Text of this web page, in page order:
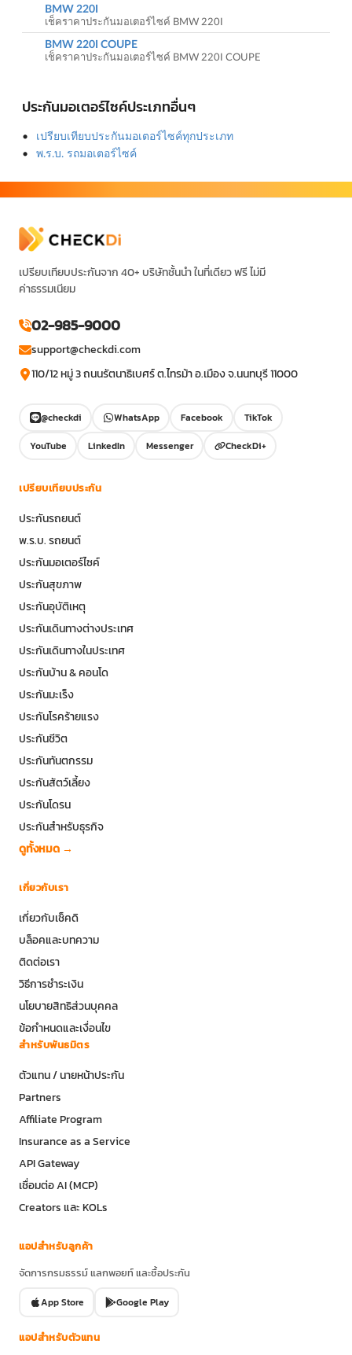
BMW 220I
เช็คราคาประกันมอเตอร์ไซค์ BMW 220I
BMW 220I COUPE
เช็คราคาประกันมอเตอร์ไซค์ BMW 220I COUPE
ประกันมอเตอร์ไซค์ประเภทอื่นๆ
เปรียบเทียบประกันมอเตอร์ไซค์ทุกประเภท
พ.ร.บ. รถมอเตอร์ไซค์
เปรียบเทียบประกันจาก 40+ บริษัทชั้นนำ ในที่เดียว ฟรี ไม่มี
ค่าธรรมเนียม
02-985-9000
support@checkdi.com
110/12 หมู่ 3 ถนนรัตนาธิเบศร์ ต.ไทรม้า อ.เมือง จ.นนทบุรี 11000
@checkdi WhatsApp Facebook
TikTok
YouTube
LinkedIn Messenger CheckDi+
เปรียบเทียบประกัน
ประกันรถยนต์
พ.ร.บ. รถยนต์
ประกันมอเตอร์ไซค์
ประกันสุขภาพ
ประกันอุบัติเหตุ
ประกันเดินทางต่างประเทศ
ประกันเดินทางในประเทศ
ประกันบ้าน & คอนโด
ประกันมะเร็ง
ประกันโรคร้ายแรง
ประกันชีวิต
ประกันทันตกรรม
ประกันสัตว์เลี้ยง
ประกันโดรน
ประกันสำหรับธุรกิจ
ดูทั้งหมด →
เกี่ยวกับเรา
เกี่ยวกับเช็คดิ
บล็อคและบทความ
ติดต่อเรา
วิธีการชำระเงิน
นโยบายสิทธิส่วนบุคคล
ข้อกำหนดและเงื่อนไข
สำหรับพันธมิตร
ตัวแทน / นายหน้าประกัน
Partners
Affiliate Program
Insurance as a Service
API Gateway
เชื่อมต่อ AI (MCP)
Creators และ KOLs
แอปสำหรับลูกค้า
จัดการกรมธรรม์ แลกพอยท์ และซื้อประกัน
App Store Google Play
แอปสำหรับตัวแทน